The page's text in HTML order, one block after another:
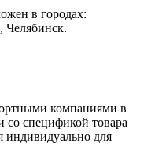
в городах:
Челябинск.
компаниями в
со спецификой товара
индивидуально для